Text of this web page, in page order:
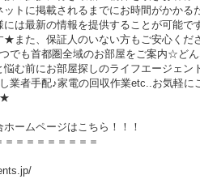
トに掲載されるまでにお時間がかかる
には最新の情報を提供することが可能
★また、保証人のいない方もご安心くだ
でも首都圏全域のお部屋をご案内☆ど
む前にお部屋探しのライフエージェン
業者手配♪家電の回収作業etc..お気軽
★
ームページはこちら！！！
＝＝＝＝＝＝＝＝